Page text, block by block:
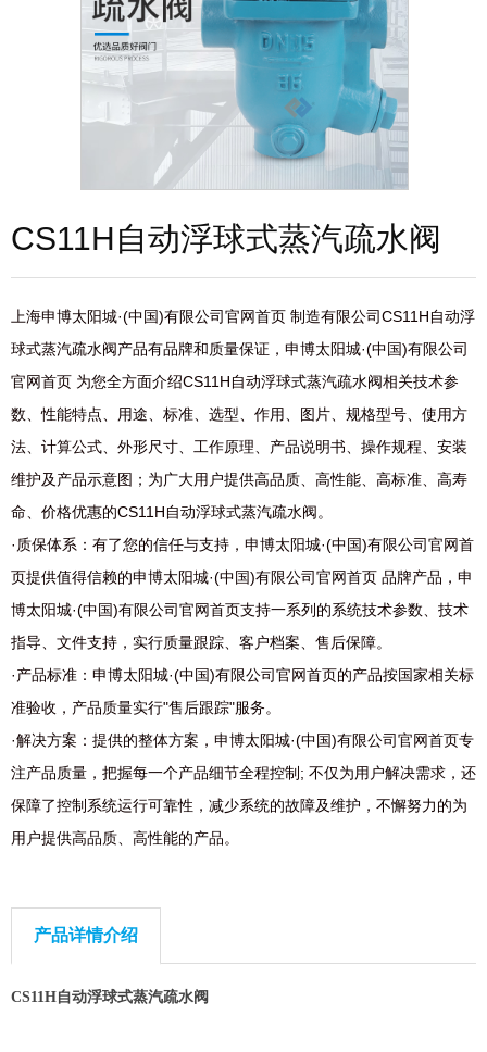
CS11H自动浮球式蒸汽疏水阀​
上海申博太阳城·(中国)有限公司官网首页 制造有限公司CS11H自动浮
球式蒸汽疏水阀​产品有品牌和质量保证，申博太阳城·(中国)有限公司
官网首页 为您全方面介绍CS11H自动浮球式蒸汽疏水阀​相关技术参
数、性能特点、用途、标准、选型、作用、图片、规格型号、使用方
法、计算公式、外形尺寸、工作原理、产品说明书、操作规程、安装
维护及产品示意图；为广大用户提供高品质、高性能、高标准、高寿
命、价格优惠的CS11H自动浮球式蒸汽疏水阀​。
·质保体系：有了您的信任与支持，申博太阳城·(中国)有限公司官网首
页提供值得信赖的申博太阳城·(中国)有限公司官网首页 品牌产品，申
博太阳城·(中国)有限公司官网首页支持一系列的系统技术参数、技术
指导、文件支持，实行质量跟踪、客户档案、售后保障。
·产品标准：申博太阳城·(中国)有限公司官网首页的产品按国家相关标
准验收，产品质量实行"售后跟踪"服务。
·解决方案：提供的整体方案，申博太阳城·(中国)有限公司官网首页专
注产品质量，把握每一个产品细节全程控制; 不仅为用户解决需求，还
保障了控制系统运行可靠性，减少系统的故障及维护，不懈努力的为
用户提供高品质、高性能的产品。
产品详情介绍
CS11H自动浮球式蒸汽疏水阀